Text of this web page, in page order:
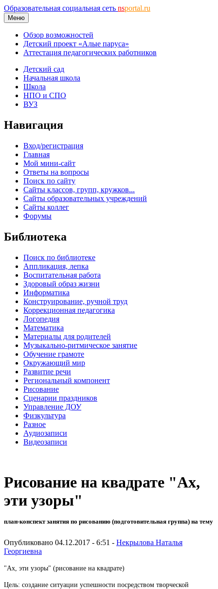
Образовательная социальная сеть nsportal.ru
Меню
Обзор возможностей
Детский проект «Алые паруса»
Аттестация педагогических работников
Детский сад
Начальная школа
Школа
НПО и СПО
ВУЗ
Навигация
Вход/регистрация
Главная
Мой мини-сайт
Ответы на вопросы
Поиск по сайту
Сайты классов, групп, кружков...
Сайты образовательных учреждений
Сайты коллег
Форумы
Библиотека
Поиск по библиотеке
Аппликация, лепка
Воспитательная работа
Здоровый образ жизни
Информатика
Конструирование, ручной труд
Коррекционная педагогика
Логопедия
Математика
Материалы для родителей
Музыкально-ритмическое занятие
Обучение грамоте
Окружающий мир
Развитие речи
Региональный компонент
Рисование
Сценарии праздников
Управление ДОУ
Физкультура
Разное
Аудиозаписи
Видеозаписи
Рисование на квадрате "Ах,
эти узоры"
план-конспект занятия по рисованию (подготовительная группа) на тему
Опубликовано 04.12.2017 - 6:51 - Некрылова Наталья
Георгиевна
"Ах, эти узоры" (рисование на квадрате)
Цель: создание ситуации успешности посредством творческой